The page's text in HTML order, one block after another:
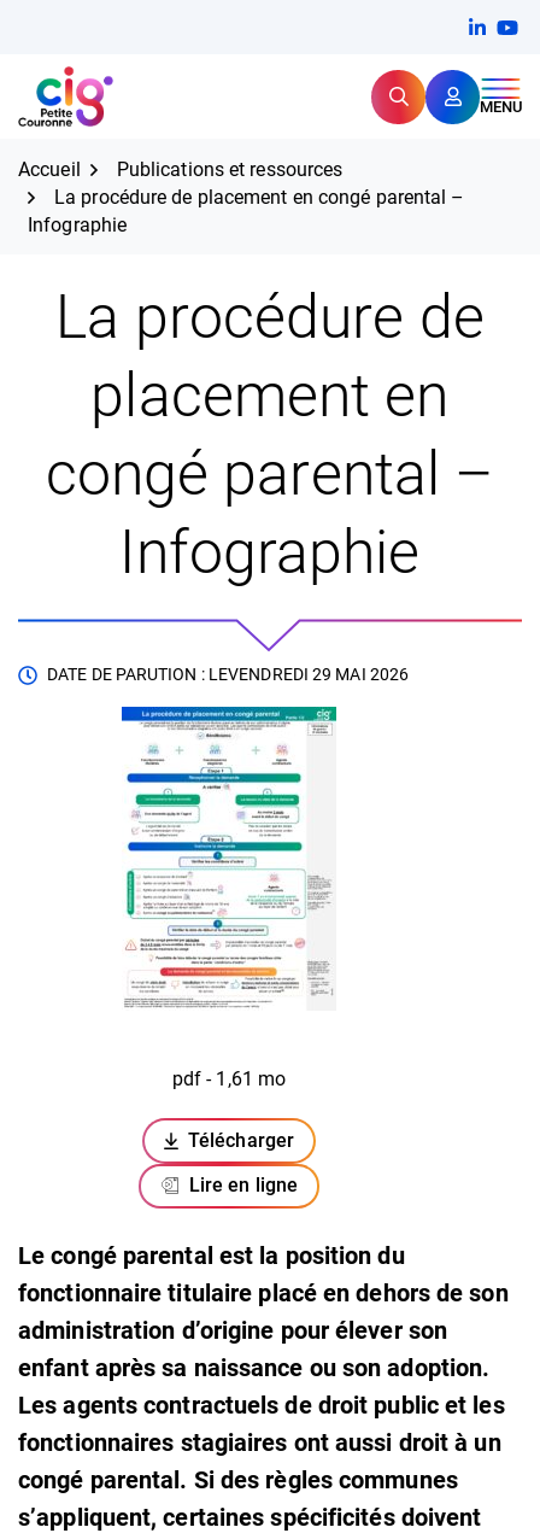
contenu
CIG Petite Couronne RechercherMENU
Expertise et proximité pour
Accueil
Publications et ressources
La procédure de placement en congé parental –
Infographie
La procédure de
placement en
congé parental –
Infographie
DATE DE PARUTION : LEVENDREDI 29 MAI 2026
pdf - 1,61 mo
Télécharger
(ouverture dans un nouvel onglet)
Lire en ligne
Le congé parental est la position du
fonctionnaire titulaire placé en dehors de son
administration d’origine pour élever son
enfant après sa naissance ou son adoption.
Les agents contractuels de droit public et les
fonctionnaires stagiaires ont aussi droit à un
congé parental. Si des règles communes
s’appliquent, certaines spécificités doivent